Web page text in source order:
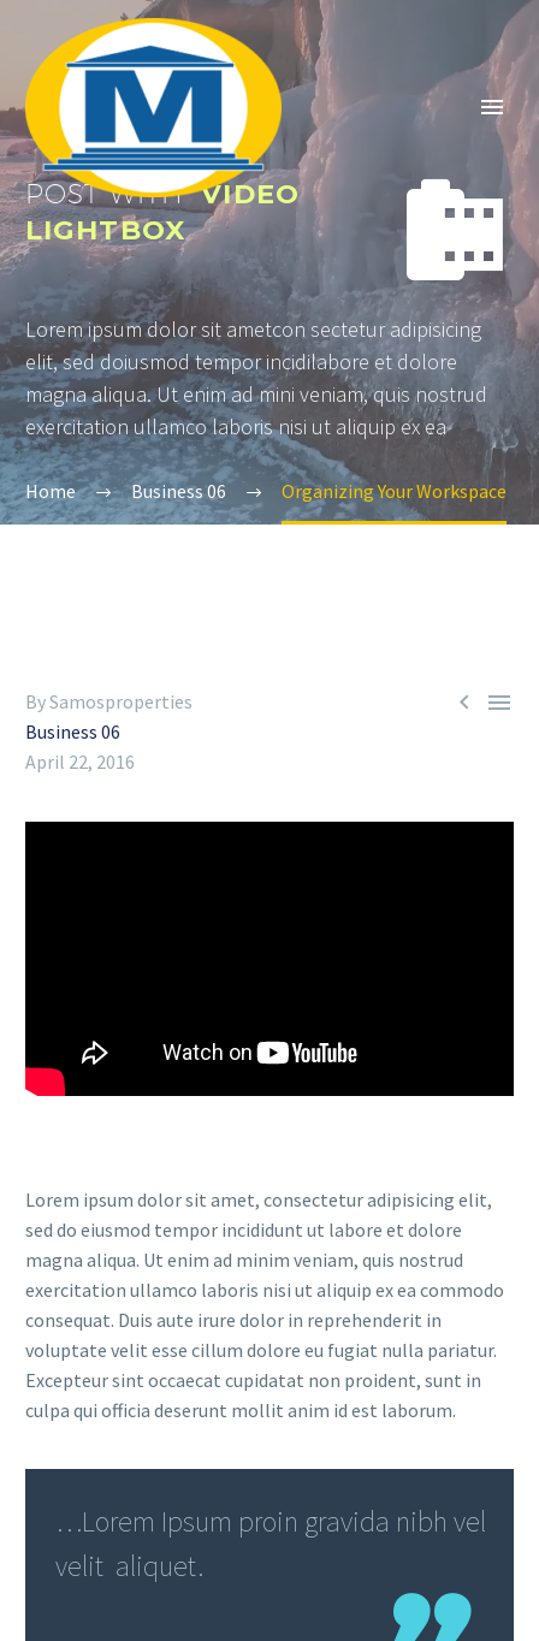
English
Ελληνικα


POST WITH VIDEO
LIGHTBOX
Lorem ipsum dolor sit ametcon sectetur adipisicing
elit, sed doiusmod tempor incidilabore et dolore
magna aliqua. Ut enim ad mini veniam, quis nostrud
exercitation ullamco laboris nisi ut aliquip ex ea
Home Business 06 Organizing Your Workspace
 
By Samosproperties
Business 06
April 22, 2016
Lorem ipsum dolor sit amet, consectetur adipisicing elit,
sed do eiusmod tempor incididunt ut labore et dolore
magna aliqua. Ut enim ad minim veniam, quis nostrud
exercitation ullamco laboris nisi ut aliquip ex ea commodo
consequat. Duis aute irure dolor in reprehenderit in
voluptate velit esse cillum dolore eu fugiat nulla pariatur.
Excepteur sint occaecat cupidatat non proident, sunt in
culpa qui officia deserunt mollit anim id est laborum.
…Lorem Ipsum proin gravida nibh vel
velit aliquet.